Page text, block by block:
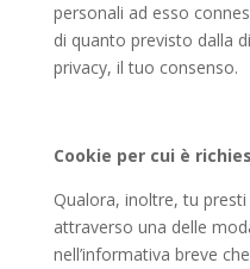
personali ad esso
di quanto previsto dalla
privacy, il tuo consenso.
Cookie per cui è
Qualora, inoltre, tu
attraverso una delle
nell’informativa breve